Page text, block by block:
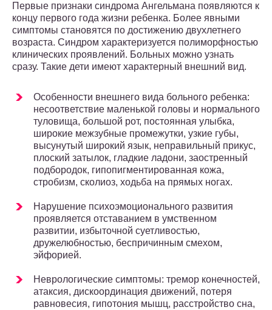
Первые признаки синдрома Ангельмана появляются к
концу первого года жизни ребенка. Более явными
симптомы становятся по достижению двухлетнего
возраста. Синдром характеризуется полиморфностью
клинических проявлений. Больных можно узнать
сразу. Такие дети имеют характерный внешний вид.
Особенности внешнего вида больного ребенка:
несоответствие маленькой головы и нормального
туловища, большой рот, постоянная улыбка,
широкие межзубные промежутки, узкие губы,
высунутый широкий язык, неправильный прикус,
плоский затылок, гладкие ладони, заостренный
подбородок, гипопигментированная кожа,
стробизм, сколиоз, ходьба на прямых ногах.
Нарушение психоэмоционального развития
проявляется отставанием в умственном
развитии, избыточной суетливостью,
дружелюбностью, беспричинным смехом,
эйфорией.
Неврологические симптомы: тремор конечностей,
атаксия, дискоординация движений, потеря
равновесия, гипотония мышц, расстройство сна,